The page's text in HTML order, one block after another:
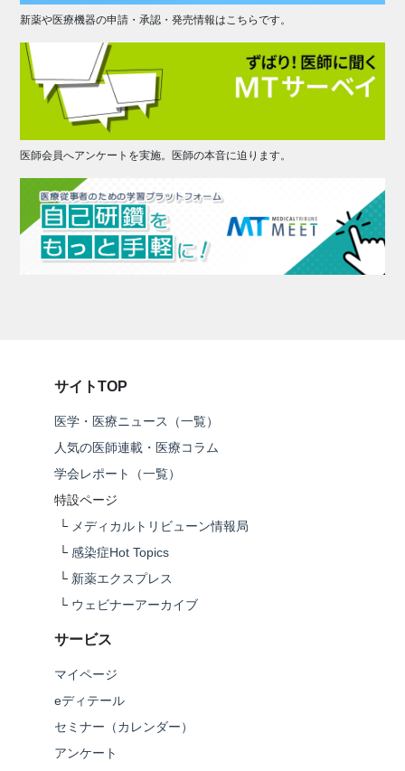
新薬や医療機器の申請・承認・発売情報はこちらです。
医師会員へアンケートを実施。医師の本音に迫ります。
サイトTOP
医学・医療ニュース（一覧）
人気の医師連載・医療コラム
学会レポート（一覧）
特設ページ
└ メディカルトリビューン情報局
└ 感染症Hot Topics
└ 新薬エクスプレス
└ ウェビナーアーカイブ
サービス
マイページ
eディテール
セミナー（カレンダー）
アンケート